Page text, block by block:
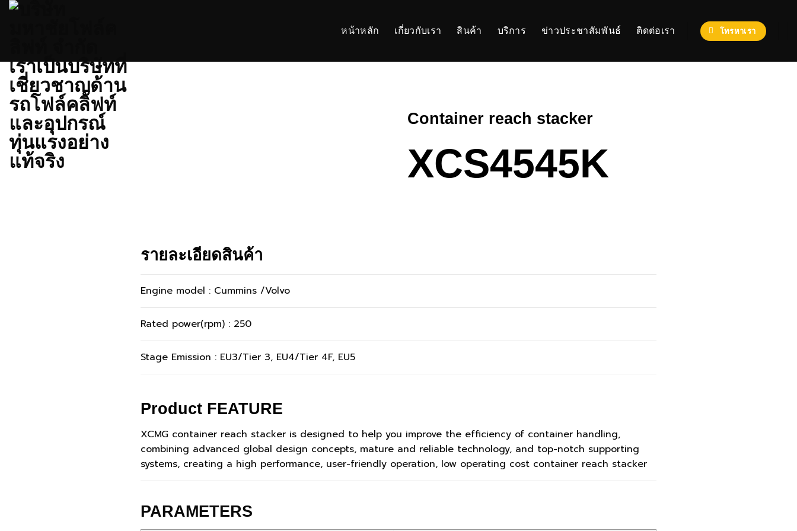
ข้าม
หน้าหลัก เกี่ยวกับเรา สินค้า บริการ ข่าวประชาสัมพันธ์ ติดต่อเรา โทรหาเรา
Container reach stacker
XCS4545K
รายละเอียดสินค้า
Engine model : Cummins /Volvo
Rated power(rpm) : 250
Stage Emission : EU3/Tier 3, EU4/Tier 4F, EU5
Product FEATURE
XCMG container reach stacker is designed to help you improve the efficiency of container handling,
combining advanced global design concepts, mature and reliable technology, and top-notch supporting
systems, creating a high performance, user-friendly operation, low operating cost container reach stacker
PARAMETERS